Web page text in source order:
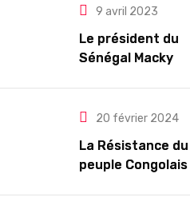
investi président
renouvelables
9 avril 2023
Le président du
Sénégal Macky
l’arrêt des
20 février 2024
La Résistance du
peuple Congolais